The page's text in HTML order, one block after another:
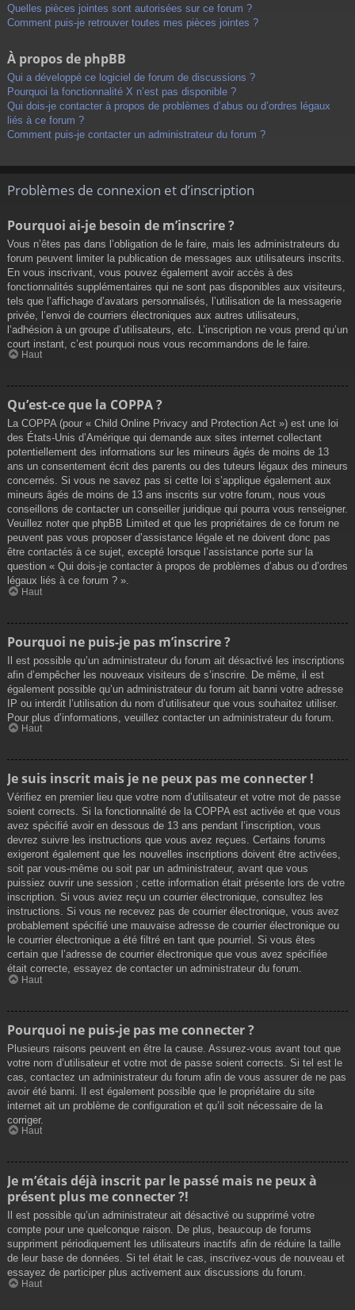
Quelles pièces jointes sont autorisées sur ce forum ?
Comment puis-je retrouver toutes mes pièces jointes ?
À propos de phpBB
Qui a développé ce logiciel de forum de discussions ?
Pourquoi la fonctionnalité X n’est pas disponible ?
Qui dois-je contacter à propos de problèmes d’abus ou d’ordres légaux
liés à ce forum ?
Comment puis-je contacter un administrateur du forum ?
Problèmes de connexion et d’inscription
Pourquoi ai-je besoin de m’inscrire ?
Vous n’êtes pas dans l’obligation de le faire, mais les administrateurs du
forum peuvent limiter la publication de messages aux utilisateurs inscrits.
En vous inscrivant, vous pouvez également avoir accès à des
fonctionnalités supplémentaires qui ne sont pas disponibles aux visiteurs,
tels que l’affichage d’avatars personnalisés, l’utilisation de la messagerie
privée, l’envoi de courriers électroniques aux autres utilisateurs,
l’adhésion à un groupe d’utilisateurs, etc. L’inscription ne vous prend qu’un
court instant, c’est pourquoi nous vous recommandons de le faire.
Haut
Qu’est-ce que la COPPA ?
La COPPA (pour « Child Online Privacy and Protection Act ») est une loi
des États-Unis d’Amérique qui demande aux sites internet collectant
potentiellement des informations sur les mineurs âgés de moins de 13
ans un consentement écrit des parents ou des tuteurs légaux des mineurs
concernés. Si vous ne savez pas si cette loi s’applique également aux
mineurs âgés de moins de 13 ans inscrits sur votre forum, nous vous
conseillons de contacter un conseiller juridique qui pourra vous renseigner.
Veuillez noter que phpBB Limited et que les propriétaires de ce forum ne
peuvent pas vous proposer d’assistance légale et ne doivent donc pas
être contactés à ce sujet, excepté lorsque l’assistance porte sur la
question « Qui dois-je contacter à propos de problèmes d’abus ou d’ordres
légaux liés à ce forum ? ».
Haut
Pourquoi ne puis-je pas m’inscrire ?
Il est possible qu’un administrateur du forum ait désactivé les inscriptions
afin d’empêcher les nouveaux visiteurs de s’inscrire. De même, il est
également possible qu’un administrateur du forum ait banni votre adresse
IP ou interdit l’utilisation du nom d’utilisateur que vous souhaitez utiliser.
Pour plus d’informations, veuillez contacter un administrateur du forum.
Haut
Je suis inscrit mais je ne peux pas me connecter !
Vérifiez en premier lieu que votre nom d’utilisateur et votre mot de passe
soient corrects. Si la fonctionnalité de la COPPA est activée et que vous
avez spécifié avoir en dessous de 13 ans pendant l’inscription, vous
devrez suivre les instructions que vous avez reçues. Certains forums
exigeront également que les nouvelles inscriptions doivent être activées,
soit par vous-même ou soit par un administrateur, avant que vous
puissiez ouvrir une session ; cette information était présente lors de votre
inscription. Si vous aviez reçu un courrier électronique, consultez les
instructions. Si vous ne recevez pas de courrier électronique, vous avez
probablement spécifié une mauvaise adresse de courrier électronique ou
le courrier électronique a été filtré en tant que pourriel. Si vous êtes
certain que l’adresse de courrier électronique que vous avez spécifiée
était correcte, essayez de contacter un administrateur du forum.
Haut
Pourquoi ne puis-je pas me connecter ?
Plusieurs raisons peuvent en être la cause. Assurez-vous avant tout que
votre nom d’utilisateur et votre mot de passe soient corrects. Si tel est le
cas, contactez un administrateur du forum afin de vous assurer de ne pas
avoir été banni. Il est également possible que le propriétaire du site
internet ait un problème de configuration et qu’il soit nécessaire de la
corriger.
Haut
Je m’étais déjà inscrit par le passé mais ne peux à
présent plus me connecter ?!
Il est possible qu’un administrateur ait désactivé ou supprimé votre
compte pour une quelconque raison. De plus, beaucoup de forums
suppriment périodiquement les utilisateurs inactifs afin de réduire la taille
de leur base de données. Si tel était le cas, inscrivez-vous de nouveau et
essayez de participer plus activement aux discussions du forum.
Haut